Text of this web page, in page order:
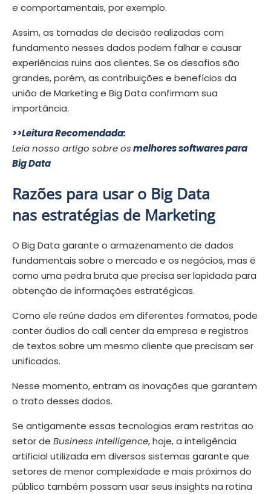
e comportamentais, por exemplo.
Assim, as tomadas de decisão realizadas com
fundamento nesses dados podem falhar e causar
experiências ruins aos clientes. Se os desafios são
grandes, porém, as contribuições e benefícios da
união de Marketing e Big Data confirmam sua
importância.
>>Leitura Recomendada:
Leia nosso artigo sobre osmelhores softwares para
Big Data
Razões para usar o Big Data
nas estratégias de Marketing
O Big Data garante o armazenamento de dados
fundamentais sobre o mercado e os negócios, mas é
como uma pedra bruta que precisa ser lapidada para
obtenção de informações estratégicas.
Como ele reúne dados em diferentes formatos, pode
conter áudios do call center da empresa e registros
de textos sobre um mesmo cliente que precisam ser
unificados.
Nesse momento, entram as inovações que garantem
o trato desses dados.
Se antigamente essas tecnologias eram restritas ao
setor de Business Intelligence, hoje, a inteligência
artificial utilizada em diversos sistemas garante que
setores de menor complexidade e mais próximos do
público também possam usar seus insights na rotina